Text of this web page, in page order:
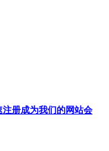
注册成为我们的网站会